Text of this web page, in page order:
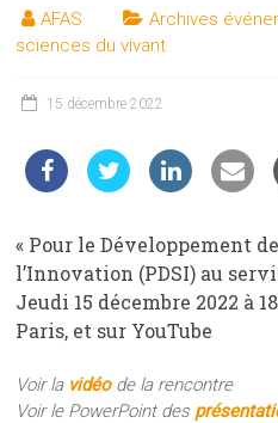
les
techniques
du
AFAS Archives
sciences du vivant
15 décembre 2022
« Pour le Développement
l’Innovation (PDSI) au
Jeudi 15 décembre 2022 à
Paris, et sur YouTube
Voir la vidéode la rencontre
Voir le PowerPoint des